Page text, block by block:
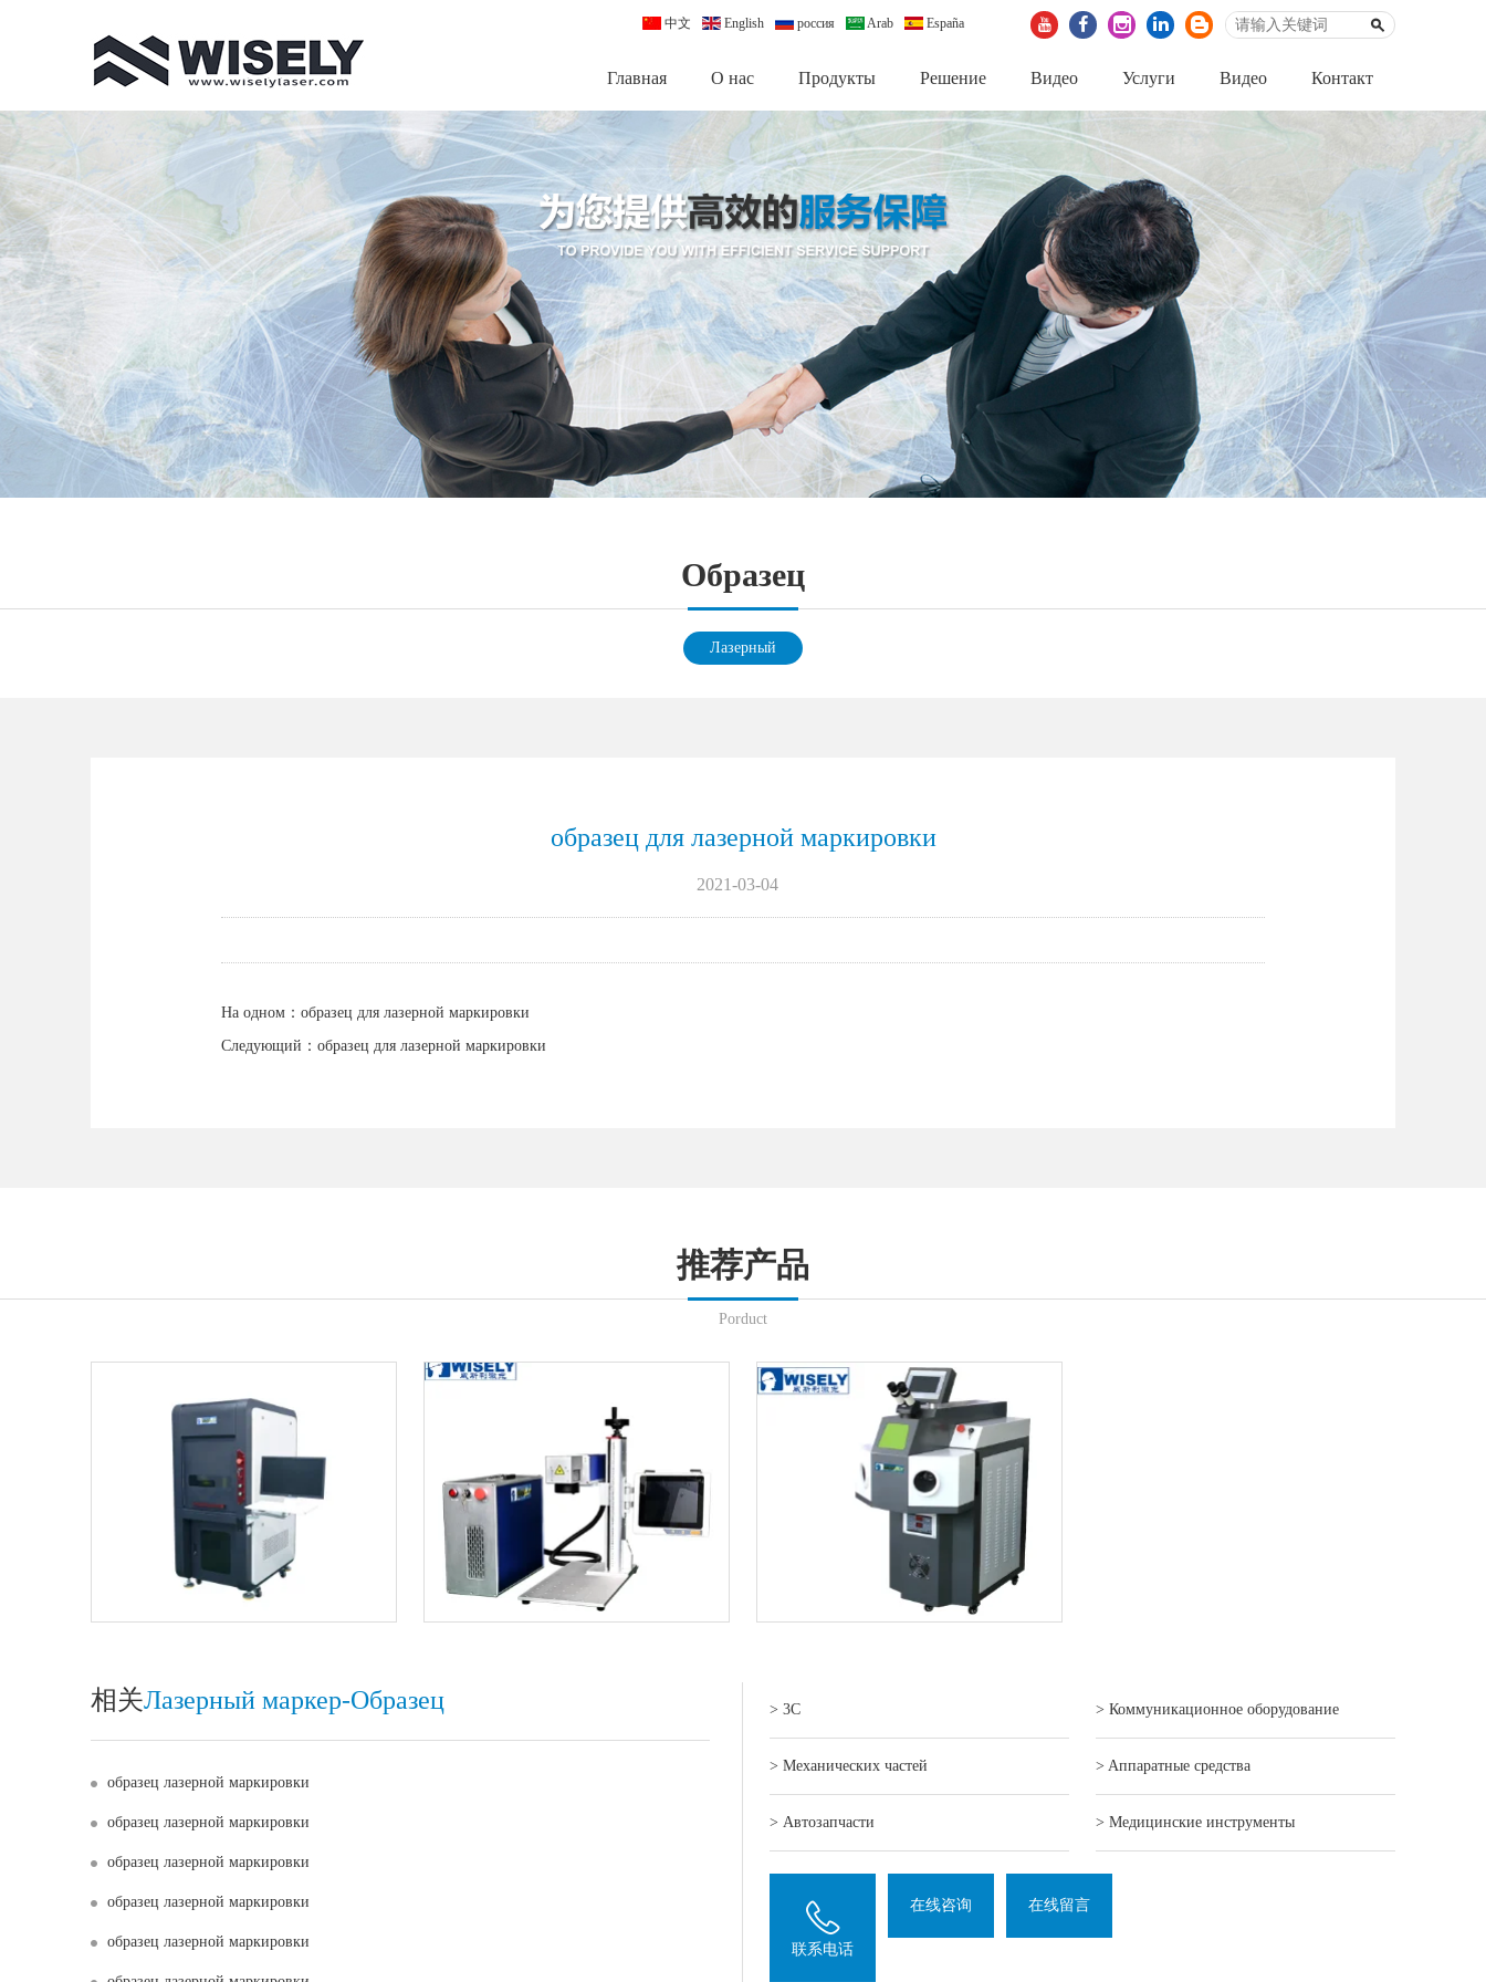
中文 English россия Arab España
Главная О нас Продукты Pешение Видео Услуги Видео Контакт
Oбразец
Лазерный
образец для лазерной маркировки
2021-03-04
На одном： образец для лазерной маркировки
Следующий： образец для лазерной маркировки
推荐产品
Porduct
相关Лазерный маркер-Oбразец
образец лазерной маркировки
образец лазерной маркировки
образец лазерной маркировки
образец лазерной маркировки
образец лазерной маркировки
> 3C > Коммуникационное оборудование
> Механических частей > Aппаратные средства
> Автозапчасти > Mедицинские инструменты
联系电话
在线咨询 在线留言